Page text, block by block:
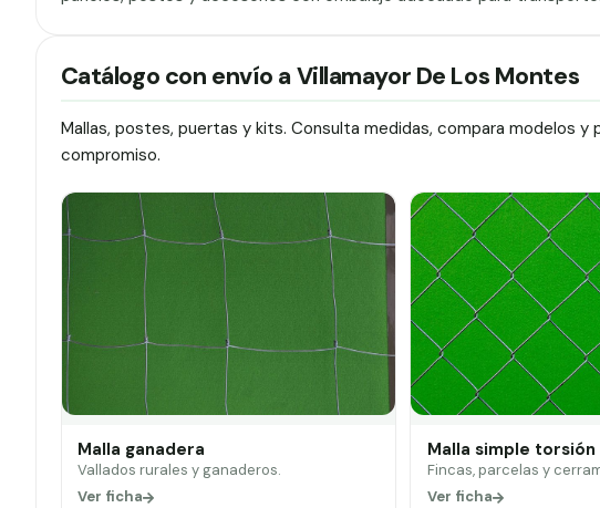
Catálogo con envío a Villamayor De Los Montes
Mallas, postes, puertas y kits. Consulta medidas, compara modelos y
compromiso.
Malla ganadera
Vallados rurales y ganaderos.
Ver ficha
Malla simple torsión
Fincas, parcelas y
Ver ficha